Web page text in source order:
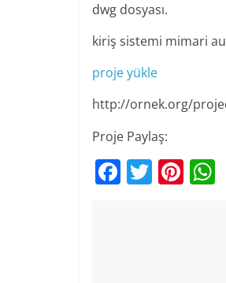
dwg dosyası.
kiriş sistemi mimari
proje yükle
http://ornek.org/
Proje Paylaş:
F T Pi